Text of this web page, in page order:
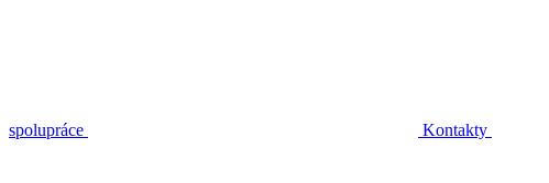
spolupráce Kontakty